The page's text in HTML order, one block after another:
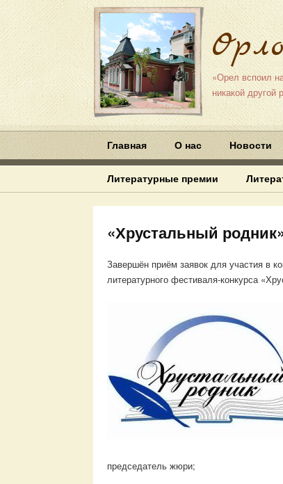
«Орел вспоил
никакой другой
Главная О нас Новости
Литературные премии
«Хрустальный
Завершён приём заявок для участия в
литературного фестиваля-конкурса
председатель жюри;